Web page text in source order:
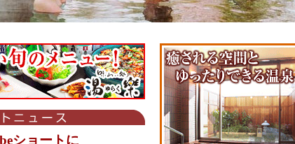
ショートに